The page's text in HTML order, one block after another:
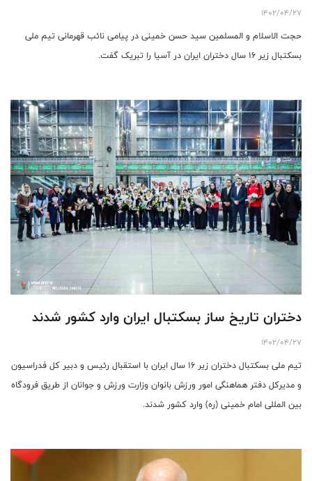
1402/04/27
حجت الاسلام و المسلمین سید حسن خمینی در پیامی نائب قهرمانى تیم ملی
بسکتبال زیر ۱۶ سال دختران ایران در آسیا را تبریک گفت.
دختران تاریخ ساز بسکتبال ایران وارد کشور شدند
1402/04/27
تیم ملی بسکتبال دختران زیر ۱۶ سال ایران با استقبال رئیس و دبیر کل فدراسیون
و مدیرکل دفتر هماهنگی امور ورزش بانوان وزارت ورزش و جوانان از طریق فرودگاه
بین المللی امام خمینی (ره) وارد کشور شدند.